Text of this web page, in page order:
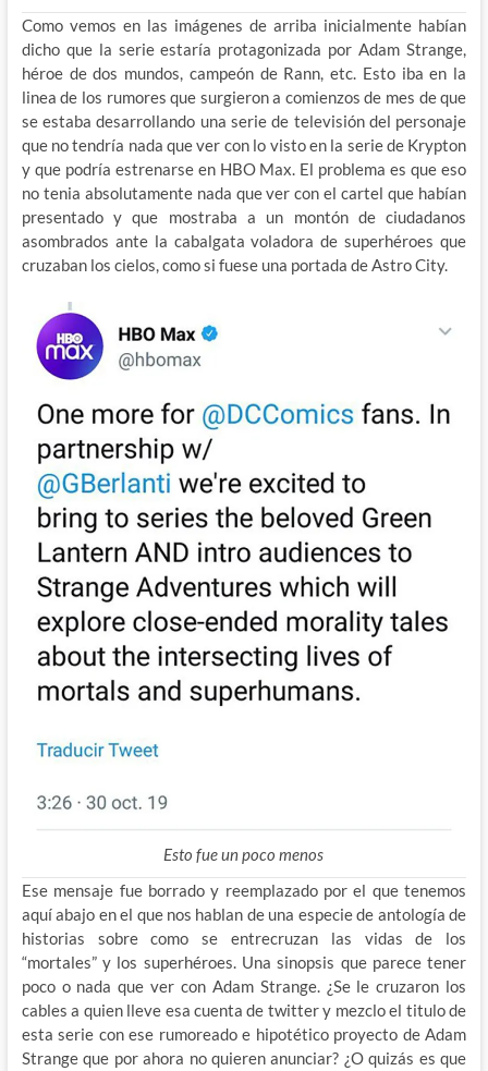
Como vemos en las imágenes de arriba inicialmente habían
dicho que la serie estaría protagonizada por Adam Strange,
héroe de dos mundos, campeón de Rann, etc. Esto iba en la
linea de los rumores que surgieron a comienzos de mes de que
se estaba desarrollando una serie de televisión del personaje
que no tendría nada que ver con lo visto en la serie de Krypton
y que podría estrenarse en HBO Max. El problema es que eso
no tenia absolutamente nada que ver con el cartel que habían
presentado y que mostraba a un montón de ciudadanos
asombrados ante la cabalgata voladora de superhéroes que
cruzaban los cielos, como si fuese una portada de Astro City.
Esto fue un poco menos
Ese mensaje fue borrado y reemplazado por el que tenemos
aquí abajo en el que nos hablan de una especie de antología de
historias sobre como se entrecruzan las vidas de los
“mortales” y los superhéroes. Una sinopsis que parece tener
poco o nada que ver con Adam Strange. ¿Se le cruzaron los
cables a quien lleve esa cuenta de twitter y mezclo el titulo de
esta serie con ese rumoreado e hipotético proyecto de Adam
Strange que por ahora no quieren anunciar? ¿O quizás es que